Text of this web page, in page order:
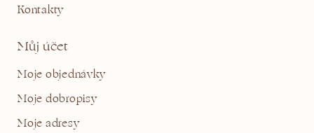
Kontakty
Můj účet
Moje objednávky
Moje dobropisy
Moje adresy